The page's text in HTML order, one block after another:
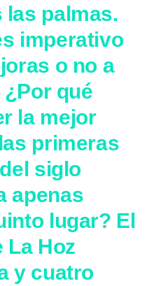
las palmas.
imperativo
o no a
qué
la mejor
primeras
siglo
apenas
lugar? El
La Hoz
y cuatro